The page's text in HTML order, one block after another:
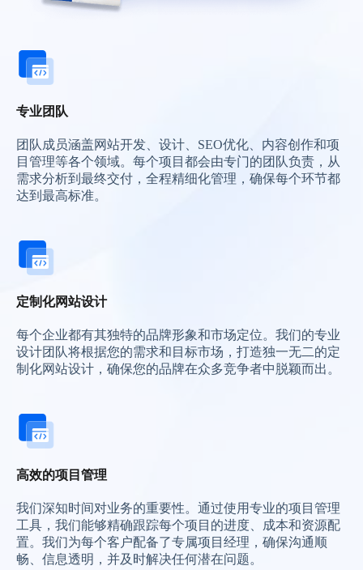
专业团队
团队成员涵盖网站开发、设计、SEO优化、内容创作和项
目管理等各个领域。每个项目都会由专门的团队负责，从
需求分析到最终交付，全程精细化管理，确保每个环节都
达到最高标准。
定制化网站设计
每个企业都有其独特的品牌形象和市场定位。我们的专业
设计团队将根据您的需求和目标市场，打造独一无二的定
制化网站设计，确保您的品牌在众多竞争者中脱颖而出。
高效的项目管理
我们深知时间对业务的重要性。通过使用专业的项目管理
工具，我们能够精确跟踪每个项目的进度、成本和资源配
置。我们为每个客户配备了专属项目经理，确保沟通顺
畅、信息透明，并及时解决任何潜在问题。